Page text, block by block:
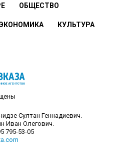
ОБЩЕСТВО
КУЛЬТУРА
Султан Геннадиевич.
Иван Олегович.
795-53-05